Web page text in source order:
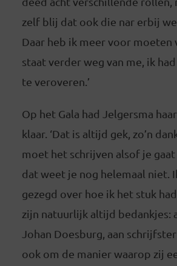
zelf blij dat ook die nar erbij
Daar heb ik meer voor moeten
staat verder weg van me, ik
te veroveren.’
Op het Gala had Jelgersma
klaar. ‘Dat is altijd gek, zo’n
moet het schrijven alsof je
dat weet je nog helemaal niet.
gezegd over hoe ik het stuk
zijn natuurlijk altijd bedankjes:
Johan Doesburg, aan schrijfster
ook om de manier waarop zij